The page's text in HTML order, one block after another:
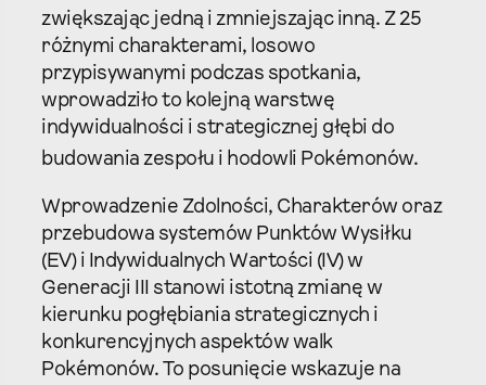
zwiększając jedną i zmniejszając inną. Z 25
różnymi charakterami, losowo
przypisywanymi podczas spotkania,
wprowadziło to kolejną warstwę
indywidualności i strategicznej głębi do
budowania zespołu i hodowli Pokémonów.
Wprowadzenie Zdolności, Charakterów oraz
przebudowa systemów Punktów Wysiłku
(EV) i Indywidualnych Wartości (IV) w
Generacji III stanowi istotną zmianę w
kierunku pogłębiania strategicznych i
konkurencyjnych aspektów walk
Pokémonów. To posunięcie wskazuje na